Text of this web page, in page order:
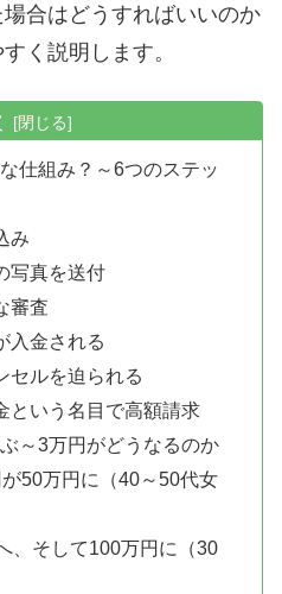
合はどうすればいいのか
く説明します。
仕組み？～6つのステッ
み
写真を送付
審査
入金される
セルを迫られる
という名目で高額請求
～3万円がどうなるのか
50万円に（40～50代女
、そして100万円に（30